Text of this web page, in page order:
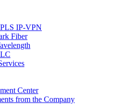
IP-VPN
Fiber
Center
from the Company